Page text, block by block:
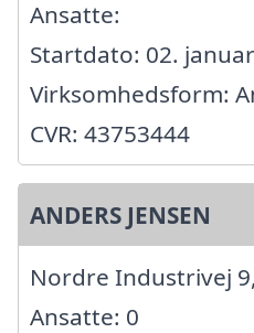
Ansatte:
Startdato: 02.
Virksomhedsform:
CVR: 43753444
ANDERS JENSEN
Nordre Industrivej
Ansatte: 0